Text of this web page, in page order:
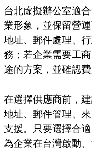
台北虛擬辦公室適
業形象，並保留營
地址、郵件處理、
務；若企業需要工
途的方案，並確認費
在選擇供應商前，
地址、郵件管理、
支援。只要選擇合
為企業在台灣啟動